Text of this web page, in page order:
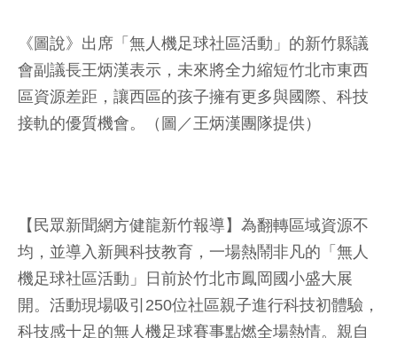
《圖說》出席「無人機足球社區活動」的新竹縣議
會副議長王炳漢表示，未來將全力縮短竹北市東西
區資源差距，讓西區的孩子擁有更多與國際、科技
接軌的優質機會。（圖／王炳漢團隊提供）
【民眾新聞網方健龍新竹報導】為翻轉區域資源不
均，並導入新興科技教育，一場熱鬧非凡的「無人
機足球社區活動」日前於竹北市鳳岡國小盛大展
開。活動現場吸引250位社區親子進行科技初體驗，
科技感十足的無人機足球賽事點燃全場熱情。親自